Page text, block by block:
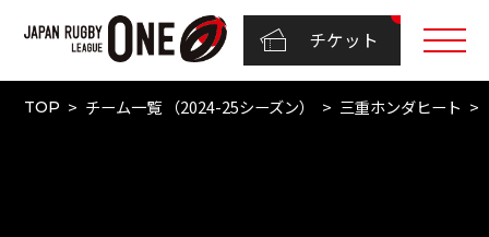
チケット
TOP チーム一覧 （2024-25シーズン） 三重ホンダヒート